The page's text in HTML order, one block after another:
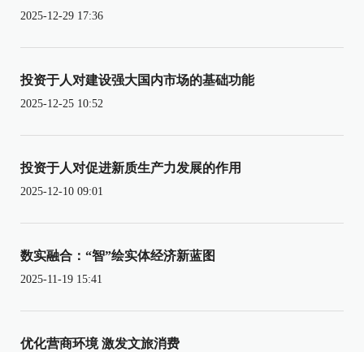
2025-12-29 17:36
投资于人对建设强大国内市场的基础功能
2025-12-25 10:52
投资于人对促进新质生产力发展的作用
2025-12-10 09:01
数实融合：“智”绘实体经济新蓝图
2025-11-19 15:41
优化营商环境 激发文旅消费